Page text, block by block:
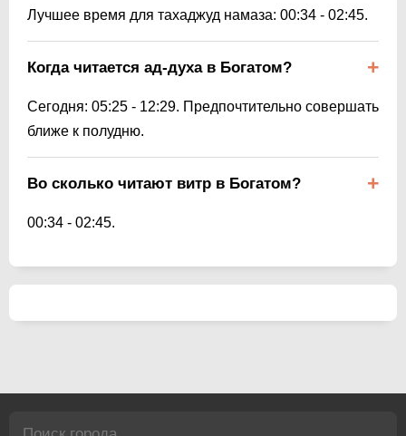
Лучшее время для тахаджуд намаза: 00:34 - 02:45.
Когда читается ад-духа в Богатом?
Сегодня: 05:25 - 12:29. Предпочтительно совершать
ближе к полудню.
Во сколько читают витр в Богатом?
00:34 - 02:45.